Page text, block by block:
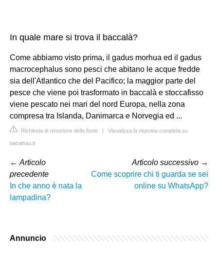
In quale mare si trova il baccalà?
Come abbiamo visto prima, il gadus morhua ed il gadus
macrocephalus sono pesci che abitano le acque fredde
sia dell'Atlantico che del Pacifico; la maggior parte del
pesce che viene poi trasformato in baccalà e stoccafisso
viene pescato nei mari del nord Europa, nella zona
compresa tra Islanda, Danimarca e Norvegia ed ...
Richiesta di rimozione della fonte | Visualizza la risposta completa su
bacalhau.it
← Articolo
precedente
In che anno è nata la
lampadina?
Articolo successivo →
Come scoprire chi ti guarda se sei
online su WhatsApp?
Annuncio